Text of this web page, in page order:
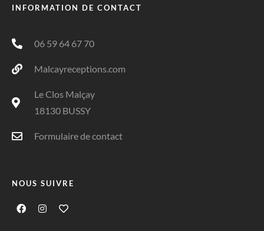
INFORMATION DE CONTACT
06 59 64 67 70
Malcayreceptions.com
Le Clos Malçay
18130 BUSSY
Formulaire de contact
NOUS SUIVRE